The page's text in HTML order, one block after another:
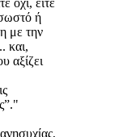
σωστό ή
με την
και,
αξίζει